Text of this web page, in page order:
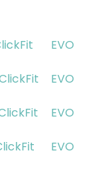
EVO
EVO
EVO
EVO